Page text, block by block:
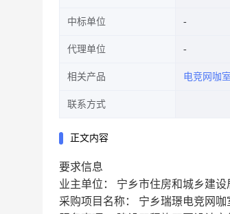
中标单位
代理单位
相关产品 电竞网咖
联系方式
正文内容
要求信息
业主单位：
宁乡市住房和城乡建设
采购项目名称：
宁乡瑞璟电竞网咖